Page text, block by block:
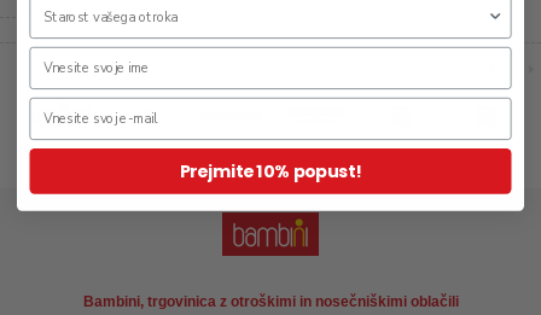
Bambini, trgovinica z otroškimi in nosečniškimi oblačili
Prejmite 10% popust!